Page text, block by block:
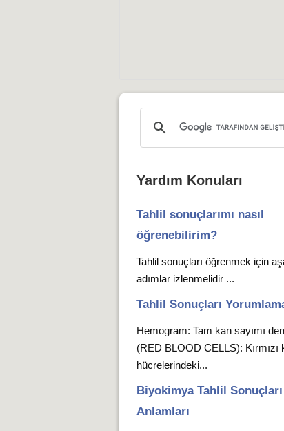
Yardım Konuları
Tahlil sonuçlarımı nasıl
öğrenebilirim?
Tahlil sonuçları öğrenmek için
adımlar izlenmelidir ...
Tahlil Sonuçları
Hemogram: Tam kan sayımı
(RED BLOOD CELLS): Kırmızı
hücrelerindeki...
Biyokimya Tahlil
Anlamları